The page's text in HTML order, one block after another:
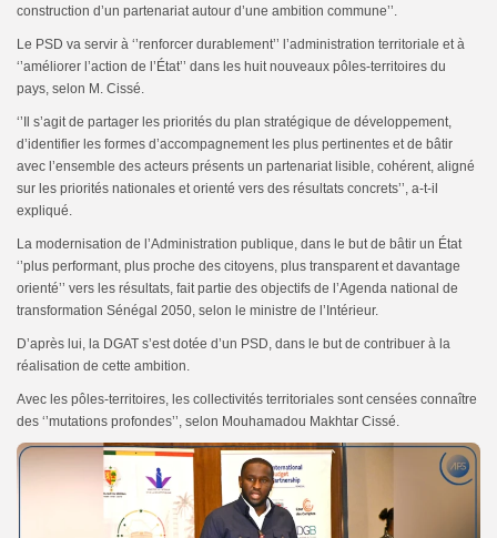
construction d’un partenariat autour d’une ambition commune’’.
Le PSD va servir à ‘’renforcer durablement’’ l’administration territoriale et à
‘’améliorer l’action de l’État’’ dans les huit nouveaux pôles-territoires du
pays, selon M. Cissé.
‘’Il s’agit de partager les priorités du plan stratégique de développement,
d’identifier les formes d’accompagnement les plus pertinentes et de bâtir
avec l’ensemble des acteurs présents un partenariat lisible, cohérent, aligné
sur les priorités nationales et orienté vers des résultats concrets’’, a-t-il
expliqué.
La modernisation de l’Administration publique, dans le but de bâtir un État
‘’plus performant, plus proche des citoyens, plus transparent et davantage
orienté’’ vers les résultats, fait partie des objectifs de l’Agenda national de
transformation Sénégal 2050, selon le ministre de l’Intérieur.
D’après lui, la DGAT s’est dotée d’un PSD, dans le but de contribuer à la
réalisation de cette ambition.
Avec les pôles-territoires, les collectivités territoriales sont censées connaître
des ‘’mutations profondes’’, selon Mouhamadou Makhtar Cissé.